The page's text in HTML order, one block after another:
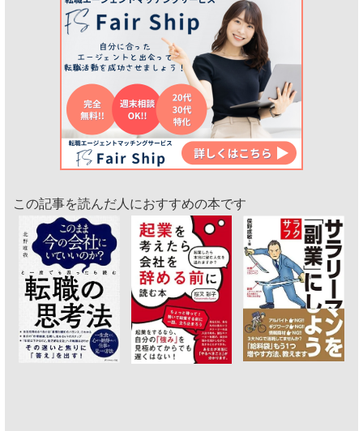
この記事を読んだ人におすすめの本です